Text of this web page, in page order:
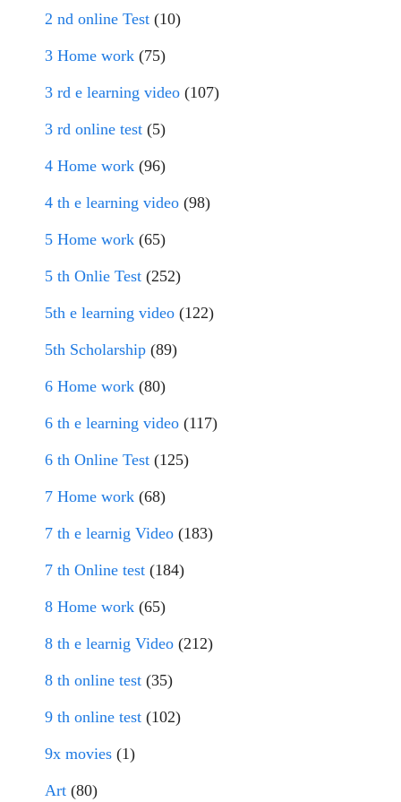
2 nd online Test (10)
3 Home work (75)
3 rd e learning video (107)
3 rd online test (5)
4 Home work (96)
4 th e learning video (98)
5 Home work (65)
5 th Onlie Test (252)
5th e learning video (122)
5th Scholarship (89)
6 Home work (80)
6 th e learning video (117)
6 th Online Test (125)
7 Home work (68)
7 th e learnig Video (183)
7 th Online test (184)
8 Home work (65)
8 th e learnig Video (212)
8 th online test (35)
9 th online test (102)
9x movies (1)
Art (80)